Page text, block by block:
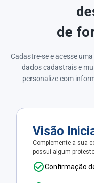
de
Cadastre-se e acesse
dados cadastrais e
personalize com
Visão
Complemente a sua
possui algum
Confirmação